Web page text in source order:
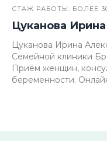
СТАЖ РАБОТЫ: БОЛЕЕ
Цуканова
Цуканова Ирина
Семейной клиники
Приём женщин,
беременности.